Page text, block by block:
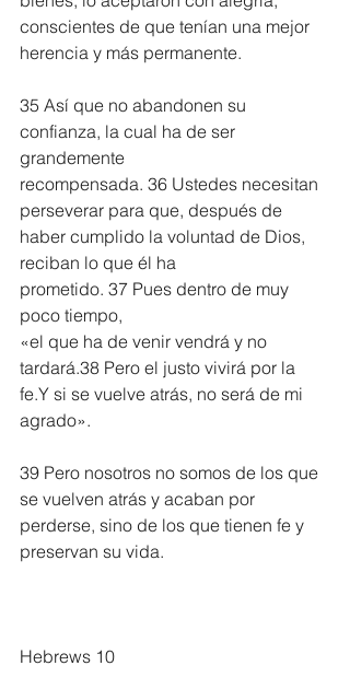
conscientes de que tenían una mejor
herencia y más permanente.
35 Así que no abandonen su
confianza, la cual ha de ser
grandemente
recompensada. 36 Ustedes necesitan
perseverar para que, después de
haber cumplido la voluntad de Dios,
reciban lo que él ha
prometido. 37 Pues dentro de muy
poco tiempo,
«el que ha de venir vendrá y no
tardará.38 Pero el justo vivirá por la
fe.Y si se vuelve atrás, no será de mi
agrado».
39 Pero nosotros no somos de los que
se vuelven atrás y acaban por
perderse, sino de los que tienen fe y
preservan su vida.
Hebrews 10